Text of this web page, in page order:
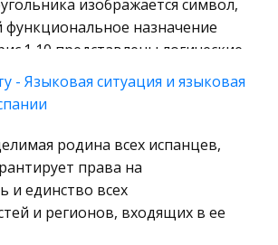
право
экономика предприятия,
изображается символ,
назначение
10 представлены логические
рассмотренные в п.2.2.
представлены
и аналитических
достоверных данных
к неверному управленческому
следствие, к серьезным
- Языковая ситуация и языковая
родина всех испанцев,
права на
и единство всех
и регионов, входящих в ее